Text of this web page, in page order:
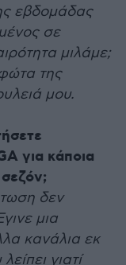
εβδομάδας
σε
μιλάμε;
της
μου.
για κάποια
δεν
μια
κανάλια εκ
γιατί